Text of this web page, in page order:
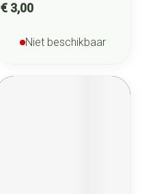
€ 3,00
Niet beschikbaar